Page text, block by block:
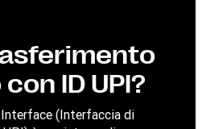
ID UPI?
(Interfaccia di